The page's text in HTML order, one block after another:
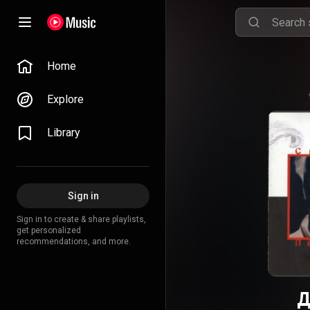
Home
Explore
Library
Sign in
Sign in to create & share playlists,
get personalized
recommendations, and more.